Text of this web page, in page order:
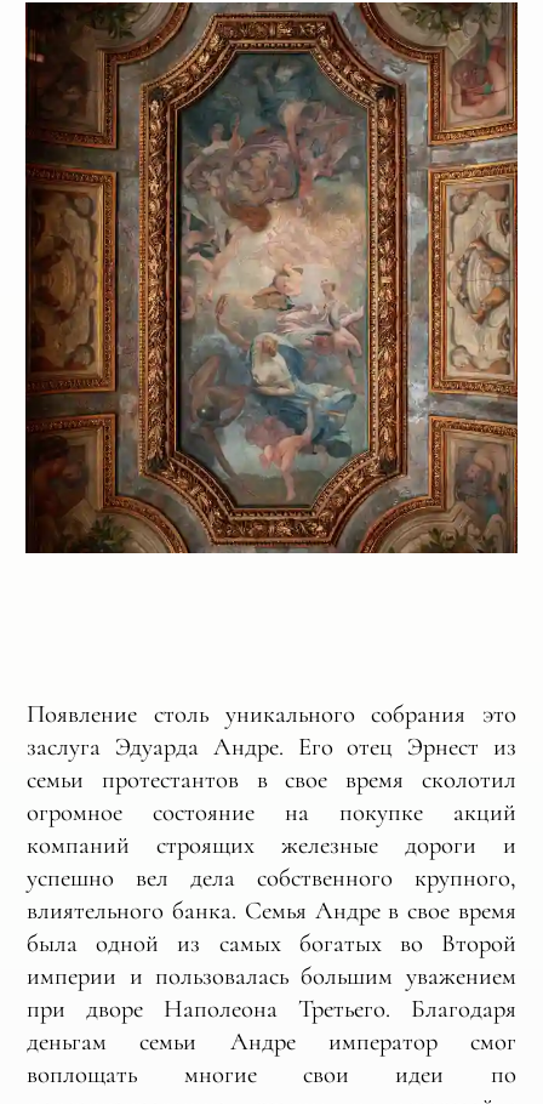
Появление столь уникального собрания это
заслуга Эдуарда Андре. Его отец Эрнест из
семьи протестантов в свое время сколотил
огромное состояние на покупке акций
компаний строящих железные дороги и
успешно вел дела собственного крупного,
влиятельного банка. Семья Андре в свое время
была одной из самых богатых во Второй
империи и пользовалась большим уважением
при дворе Наполеона Третьего. Благодаря
деньгам семьи Андре император смог
воплощать многие свои идеи по